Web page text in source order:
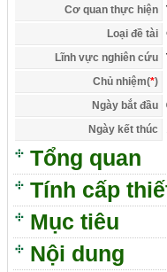
Cơ quan thực hiện
Loại đề tài
Lĩnh vực nghiên cứu
Chủ nhiệm(*)
Ngày bắt đầu
Ngày kết thúc
Tổng quan
Tính cấp
Mục tiêu
Nội dung